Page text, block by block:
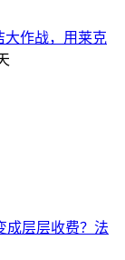
大作战，用莱克
成层层收费？法